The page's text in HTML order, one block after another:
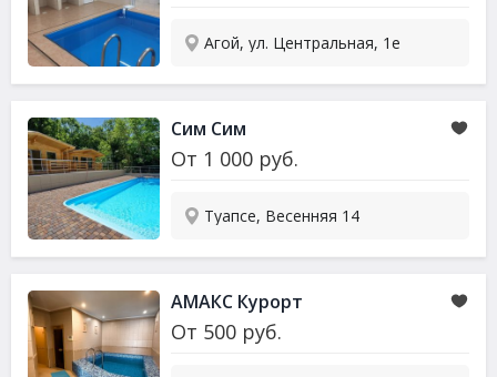
Агой, ул. Центральная, 1е
Сим Сим
От 1 000 руб.
Туапсе, Весенняя 14
АМАКС Курорт
От 500 руб.